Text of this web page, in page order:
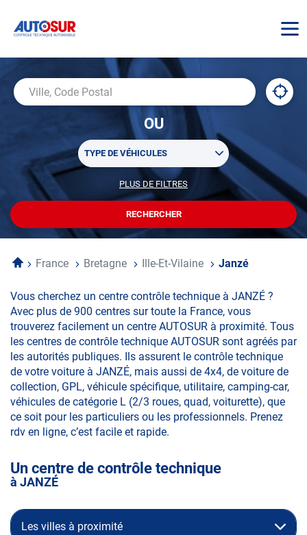
Code
Postal
À
,
OU
Sélectionner
un
plusieurs
recherche
TYPE DE VÉHICULES
PLUS DE FILTRES
POUR
PERSONNALISER
VOTRE
RECHERCHE
RECHERCHER
UN
CENTRE
AUTOSUR
AccueilFrance Bretagne Ille-Et-Vilaine Janzé
Vous cherchez un centre contrôle technique à JANZÉ ?
Avec plus de 900 centres sur toute la France, vous
trouverez facilement un centre AUTOSUR à proximité. Tous
les centres de contrôle technique AUTOSUR sont agréés par
les autorités publiques. Ils assurent le contrôle technique
de votre voiture à JANZÉ, mais aussi de 4x4, de voiture de
collection, GPL, véhicule spécifique, utilitaire, camping-car,
véhicules de catégorie L (2/3 roues, quad, voiturette), que
ce soit pour les particuliers ou les professionnels. Prenez
rdv en ligne, c’est facile et rapide.
Un centre de contrôle technique
à JANZÉ
Les villes à proximité